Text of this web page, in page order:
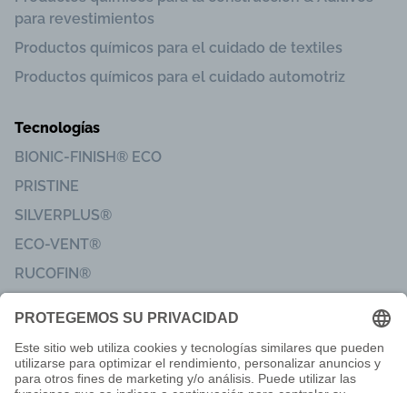
para revestimientos
Productos químicos para el cuidado de textiles
Productos químicos para el cuidado automotriz
Tecnologías
BIONIC-FINISH® ECO
PRISTINE
SILVERPLUS®
ECO-VENT®
RUCOFIN®